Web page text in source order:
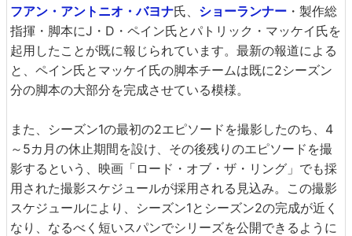
フアン・アントニオ・バヨナ氏、 ショーランナー ・製作総
指揮・脚本にJ・D・ペイン氏とパトリック・マッケイ氏を
起用したことが既に報じられています。最新の報道による
と、ペイン氏とマッケイ氏の脚本チームは既に2シーズン
分の脚本の大部分を完成させている模様。
また、シーズン1の最初の2エピソードを撮影したのち、4
～5カ月の休止期間を設け、その後残りのエピソードを撮
影するという、映画「ロード・オブ・ザ・リング」でも採
用された撮影スケジュールが採用される見込み。この撮影
スケジュールにより、シーズン1とシーズン2の完成が近く
なり、なるべく短いスパンでシリーズを公開できるように